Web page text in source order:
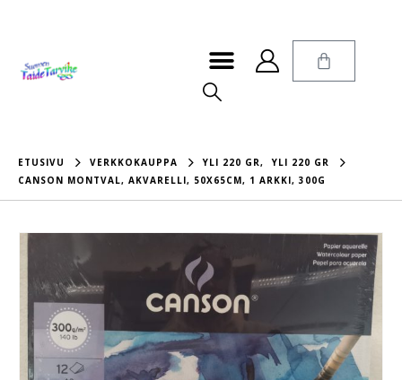
ETUSIVU VERKKOKAUPPA YLI 220 GR,
YLI 220 GR
CANSON MONTVAL, AKVARELLI, 50X65CM, 1 ARKKI, 300G